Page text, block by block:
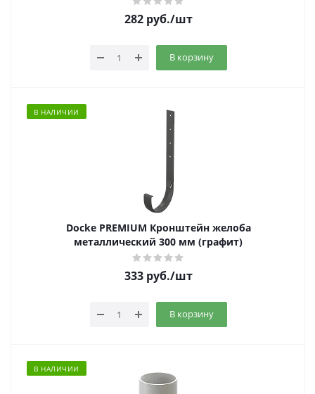
282руб./шт
В корзину
В НАЛИЧИИ
Docke PREMIUM Кронштейн желоба
металлический 300 мм (графит)
333руб./шт
В корзину
В НАЛИЧИИ